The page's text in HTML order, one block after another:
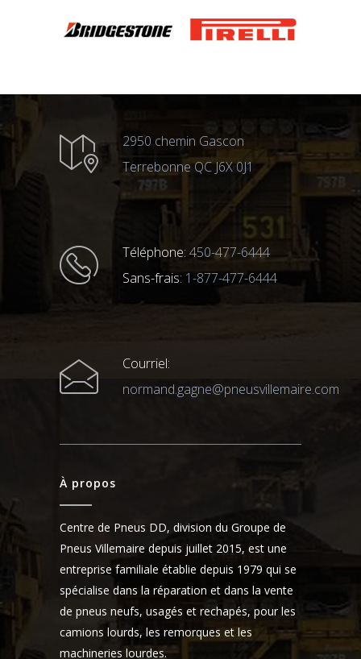
2950 chemin Gascon
Terrebonne QC J6X 0J1
Téléphone: 450-477-6444
Sans-frais: 1-877-477-6444
Courriel:
normand.gagne@pneusvillemaire.com
À propos
Centre de Pneus DD, division du Groupe de
Pneus Villemaire depuis juillet 2015, est une
entreprise familiale établie depuis 1979 qui se
spécialise dans la réparation et dans la vente
de pneus neufs, usagés et rechapés, pour les
camions lourds, les remorques et les
machineries lourdes.